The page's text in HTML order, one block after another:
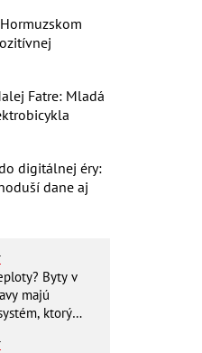
Fatre: Mladá
digitálnej éry:
dane aj
Byty v
majú
ktorý